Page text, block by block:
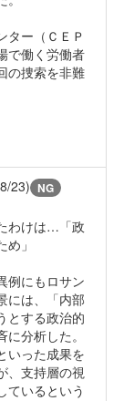
ター（ＣＥＰ
で働く労働者
の捜索を非難
23) NG
わけは…「政
」
例にもロサン
には、「内部
とする政治的
分析した。
いった成果を
、支持層の視
ているという